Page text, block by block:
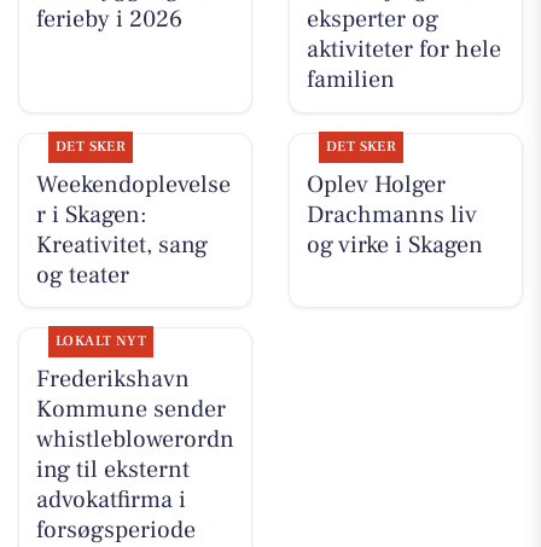
ferieby i 2026
eksperter og
aktiviteter for hele
familien
DET SKER
Weekendoplevelse
r i Skagen:
Kreativitet, sang
og teater
DET SKER
Oplev Holger
Drachmanns liv
og virke i Skagen
LOKALT NYT
Frederikshavn
Kommune sender
whistleblowerordn
ing til eksternt
advokatfirma i
forsøgsperiode